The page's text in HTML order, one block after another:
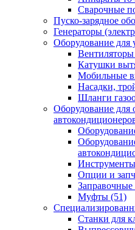
Сварочные
Пуско-зарядное
Генераторы
Оборудование для
Вентиляторы
Катушки
Мобильные
Насадки,
Шланги
Оборудование для
Опции и
Муфты (51)
Станки для